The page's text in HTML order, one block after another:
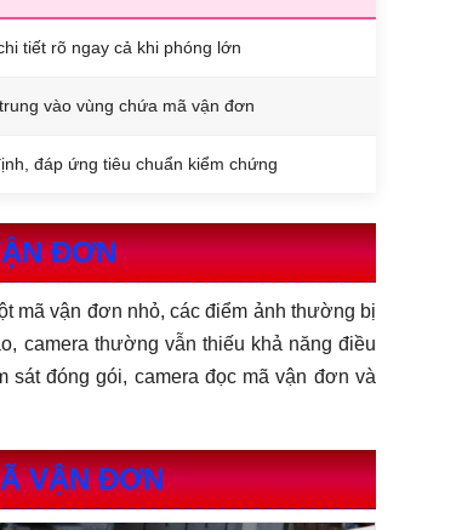
tiết rõ ngay cả khi phóng lớn
vào vùng chứa mã vận đơn
đáp ứng tiêu chuẩn kiểm chứng
ĐƠN
mã vận đơn nhỏ, các điểm ảnh thường bị
camera thường vẫn thiếu khả năng điều
đóng gói, camera đọc mã vận đơn và
VẬN ĐƠN